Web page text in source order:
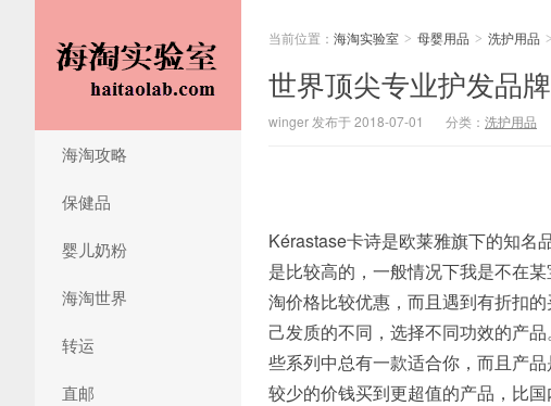
海淘攻略
保健品
婴儿奶粉
海淘世界
转运
直邮
当前位置： 海淘实验室 > 母婴用品 > 洗护用品 >
世界顶尖专业护发品
winger 发布于 2018-07-01 分类： 洗护用品
Kérastase卡诗是欧莱雅旗下的知名
是比较高的，一般情况下我是不在
淘价格比较优惠，而且遇到有折扣
己发质的不同，选择不同功效的产
些系列中总有一款适合你，而且产
较少的价钱买到更超值的产品，比